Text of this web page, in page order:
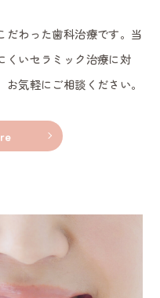
だわった歯科治療です。当
くいセラミック治療に対
気軽にご相談ください。